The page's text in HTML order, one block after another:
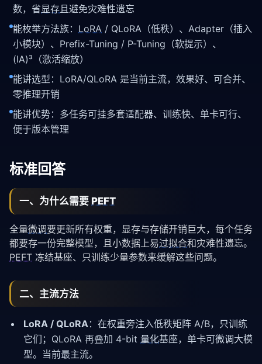
数，省显存且避免灾难性遗忘
能枚举方法族： LoRA / QLoRA（低秩）、Adapter（插入
小模块）、Prefix-Tuning / P-Tuning（软提示）、
(IA)³（激活缩放）
能讲选型：LoRA/QLoRA 是当前主流，效果好、可合并、
零推理开销
能讲优势：多任务可挂多套适配器、训练快、单卡可行、
便于版本管理
标准回答
一、为什么需要 PEFT
全量微调要更新所有权重，显存与存储开销巨大，每个任务
都要存一份完整模型，且小数据上易过拟合和灾难性遗忘。
PEFT 冻结基座、只训练少量参数来缓解这些问题。
二、主流方法
LoRA / QLoRA：在权重旁注入低秩矩阵 A/B，只训练
它们；QLoRA 再叠加 4-bit 量化基座，单卡可微调大模
型。当前最主流。